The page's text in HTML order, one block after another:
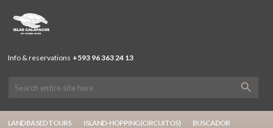
Info & reservations +593 96 363 24 13
LAND BASED TOURS ISLAND-HOPPING (CIRCUITOS) BUSCADOR